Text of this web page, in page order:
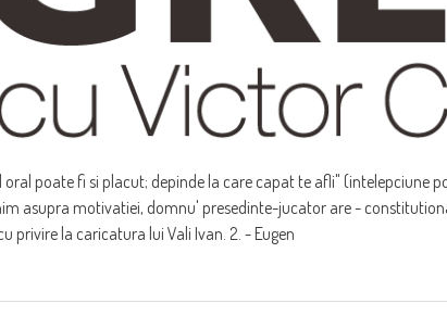
oral poate fi si placut; depinde la care capat te afli" (intelepciune
asupra motivatiei, domnu' presedinte-jucator are -
privire la caricatura lui Vali Ivan. 2. - Eugen